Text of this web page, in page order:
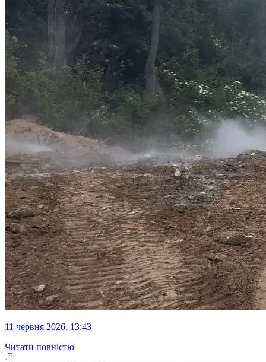
11 червня 2026, 13:43
Читати повністю